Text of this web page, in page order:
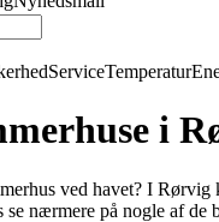
ServiceTemperatur
i
ved havet? I
se nærmere på nogle af